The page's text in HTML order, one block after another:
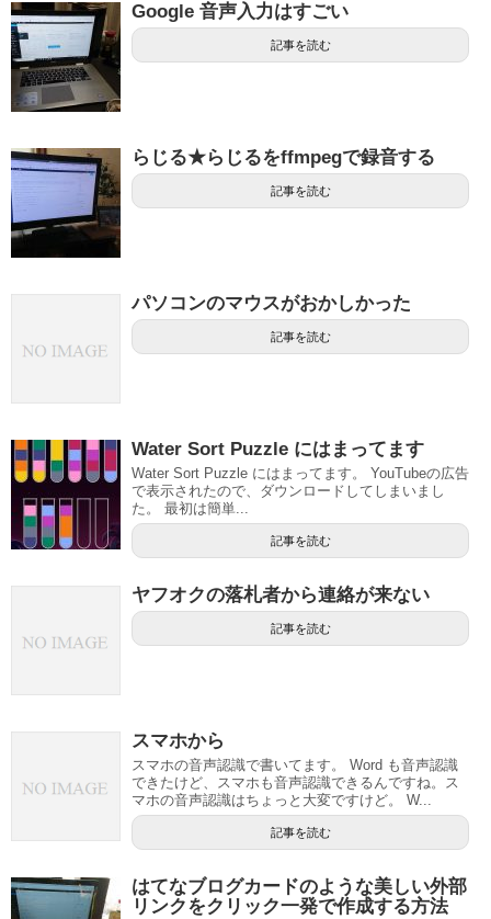
Google 音声入力はすごい
記事を読む
らじる★らじるをffmpegで録音する
記事を読む
パソコンのマウスがおかしかった
記事を読む
Water Sort Puzzle にはまってます
Water Sort Puzzle にはまってます。 YouTubeの広告
で表示されたので、ダウンロードしてしまいまし
た。 最初は簡単...
記事を読む
ヤフオクの落札者から連絡が来ない
記事を読む
スマホから
スマホの音声認識で書いてます。 Word も音声認識
できたけど、スマホも音声認識できるんですね。ス
マホの音声認識はちょっと大変ですけど。 W...
記事を読む
はてなブログカードのような美しい外部
リンクをクリック一発で作成する方法